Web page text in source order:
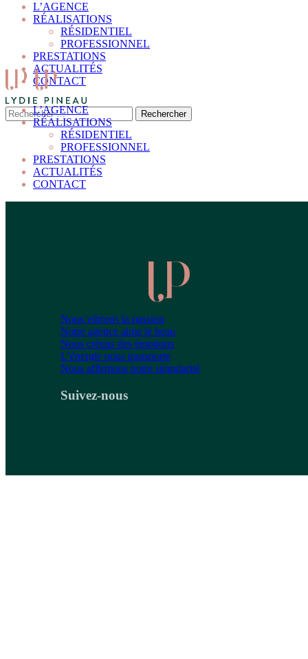
L’AGENCE
RÉALISATIONS
RÉSIDENTIEL
PROFESSIONNEL
PRESTATIONS
ACTUALITÉS
CONTACT
L’AGENCE
RÉALISATIONS
RÉSIDENTIEL
PROFESSIONNEL
PRESTATIONS
ACTUALITÉS
CONTACT
Nous vibrons la passion
Notre agence aime le beau
Nous créons des émotions
L’énergie nous transporte
Nous affirmons notre singularité
Suivez-nous